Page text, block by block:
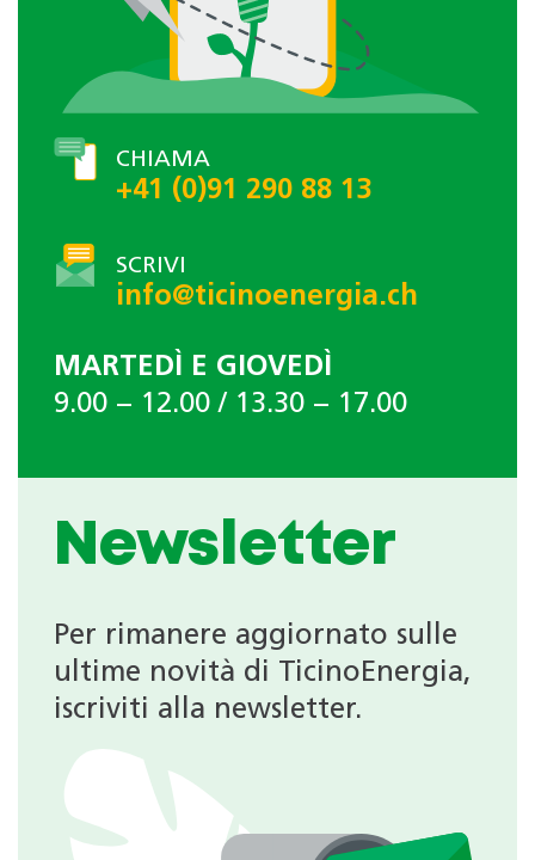
CHIAMA
+41 (0)91 290 88 13
SCRIVI
info@ticinoenergia.ch
MARTEDÌ E GIOVEDÌ
9.00 − 12.00 / 13.30 − 17.00
Newsletter
Per rimanere aggiornato sulle
ultime novità di TicinoEnergia,
iscriviti alla newsletter.